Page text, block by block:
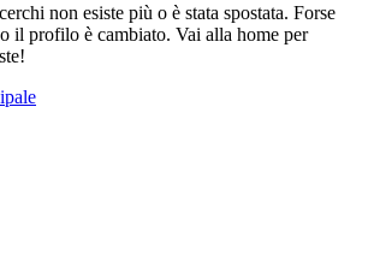
non esiste più o è stata spostata. Forse
il profilo è cambiato. Vai alla home per